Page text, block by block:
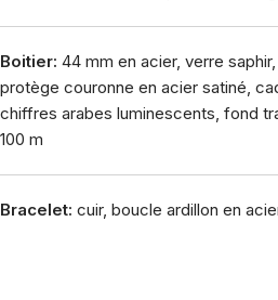
Boitier: 44 mm en acier, verre
protège couronne en acier satiné,
chiffres arabes luminescents, fond
100 m
Bracelet: cuir, boucle ardillon en